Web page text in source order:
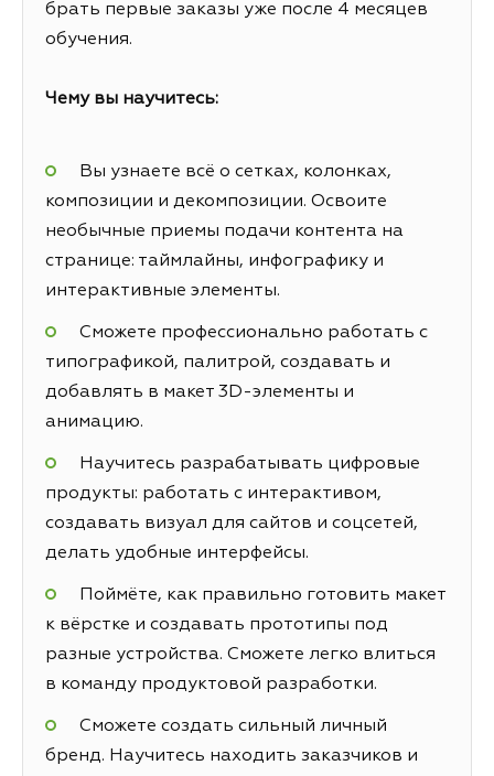
брать первые заказы уже после 4 месяцев
обучения.
Чему вы научитесь:
Вы узнаете всё о сетках, колонках,
композиции и декомпозиции. Освоите
необычные приемы подачи контента на
странице: таймлайны, инфографику и
интерактивные элементы.
Сможете профессионально работать с
типографикой, палитрой, создавать и
добавлять в макет 3D-элементы и
анимацию.
Научитесь разрабатывать цифровые
продукты: работать с интерактивом,
создавать визуал для сайтов и соцсетей,
делать удобные интерфейсы.
Поймёте, как правильно готовить макет
к вёрстке и создавать прототипы под
разные устройства. Сможете легко влиться
в команду продуктовой разработки.
Сможете создать сильный личный
бренд. Научитесь находить заказчиков и